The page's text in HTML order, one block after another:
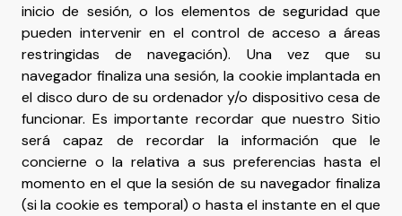
inicio de sesión, o los elementos de seguridad que
pueden intervenir en el control de acceso a áreas
restringidas de navegación). Una vez que su
navegador finaliza una sesión, la cookie implantada en
el disco duro de su ordenador y/o dispositivo cesa de
funcionar. Es importante recordar que nuestro Sitio
será capaz de recordar la información que le
concierne o la relativa a sus preferencias hasta el
momento en el que la sesión de su navegador finaliza
(si la cookie es temporal) o hasta el instante en el que